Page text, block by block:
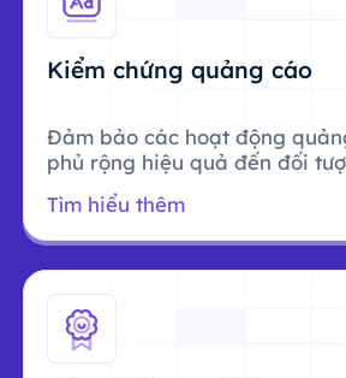
Kiểm chứng quảng cáo
Đảm bảo các hoạt động
phủ rộng hiệu quả đến đối
Tìm hiểu thêm